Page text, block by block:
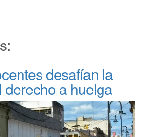
desafían la
derecho a huelga